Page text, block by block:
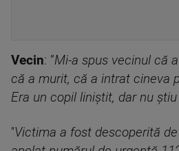
Vecin: ”Mi-a spus vecinul că
că a murit, că a intrat cineva
Era un copil liniștit, dar nu
''Victima a fost descoperită